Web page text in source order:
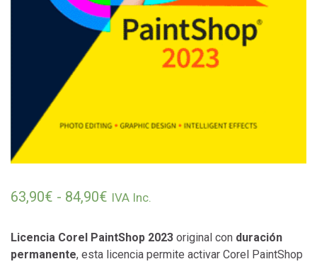
63,90€ - 84,90€ Rango de precios: desde 63,90€
IVA Inc.
Licencia Corel PaintShop 2023 original con duración
permanente, esta licencia permite activar Corel PaintShop